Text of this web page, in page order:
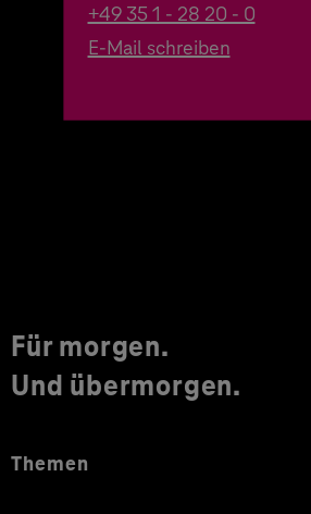
+49 35 1 - 28 20 - 0
E-Mail schreiben
Für morgen.
Und übermorgen.
Themen